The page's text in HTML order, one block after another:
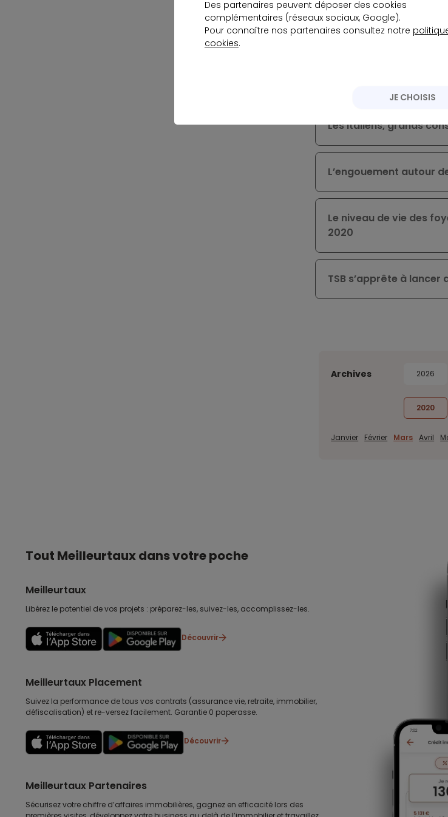
Les Italiens, grands
L’engouement autour
Le niveau de vie des
2020
TSB s’apprête à
Archives 2026
2020
Janvier Février Mars Avril
Tout Meilleurtaux dans votre poche
Meilleurtaux
Libérez le potentiel de vos projets : préparez-les, suivez-les, accomplissez-les.
Découvrir
Meilleurtaux Placement
Suivez la performance de tous vos contrats (assurance vie, retraite, immobilier,
défiscalisation) et re-versez facilement. Garantie 0 paperasse.
Découvrir
Meilleurtaux Partenaires
Sécurisez votre chiffre d’affaires immobilières, gagnez en efficacité lors des
Des partenaires peuvent déposer des cookies
complémentaires (réseaux sociaux, Google).
Pour connaître nos partenaires consultez notre
cookies.
JE CHOISIS